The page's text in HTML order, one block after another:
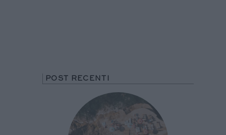
POST RECENTI